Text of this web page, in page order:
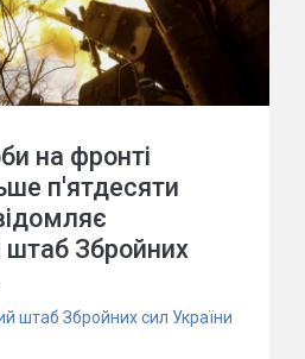
на фронті
п'ятдесяти
штаб Збройних
штаб Збройних сил України